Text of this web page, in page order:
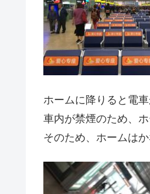
ホームに降りると電
車内が禁煙のため、
そのため、ホームはか